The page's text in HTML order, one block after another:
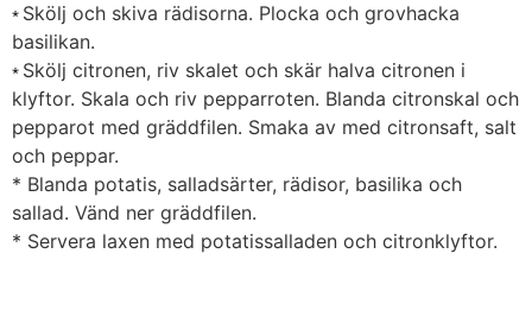
* Skölj och skiva rädisorna. Plocka och grovhacka
basilikan.
* Skölj citronen, riv skalet och skär halva citronen i
klyftor. Skala och riv pepparroten. Blanda citronskal och
pepparot med gräddfilen. Smaka av med citronsaft, salt
och peppar.
* Blanda potatis, salladsärter, rädisor, basilika och
sallad. Vänd ner gräddfilen.
* Servera laxen med potatissalladen och citronklyftor.